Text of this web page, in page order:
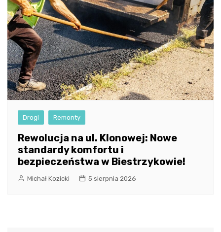
Drogi Remonty
Rewolucja na ul. Klonowej: Nowe
standardy komfortu i
bezpieczeństwa w Biestrzykowie!
Michał Kozicki 5 sierpnia 2026